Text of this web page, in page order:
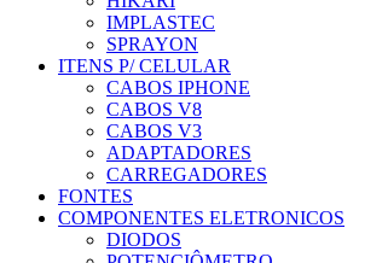
IMPLASTEC
SPRAYON
ITENS P/ CELULAR
CABOS IPHONE
CABOS V8
CABOS V3
ADAPTADORES
CARREGADORES
FONTES
COMPONENTES ELETRONICOS
DIODOS